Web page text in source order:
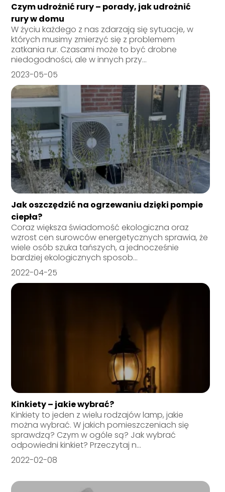
Czym udrożnić rury – porady, jak udrożnić
rury w domu
W życiu każdego z nas zdarzają się sytuacje, w
których musimy zmierzyć się z problemem
zatkania rur. Czasami może to być drobne
niedogodności, ale w innych przy...
2023-05-05
Jak oszczędzić na ogrzewaniu dzięki pompie
ciepła?
Coraz większa świadomość ekologiczna oraz
wzrost cen surowców energetycznych sprawia, że
wiele osób szuka tańszych, a jednocześnie
bardziej ekologicznych sposob...
2022-04-25
Kinkiety – jakie wybrać?
Kinkiety to jeden z wielu rodzajów lamp, jakie
można wybrać. W jakich pomieszczeniach się
sprawdzą? Czym w ogóle są? Jak wybrać
odpowiedni kinkiet? Przeczytaj n...
2022-02-08